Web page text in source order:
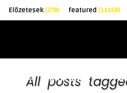
Előzetesek(278) featured (11168)
KRITIKÁK
All posts